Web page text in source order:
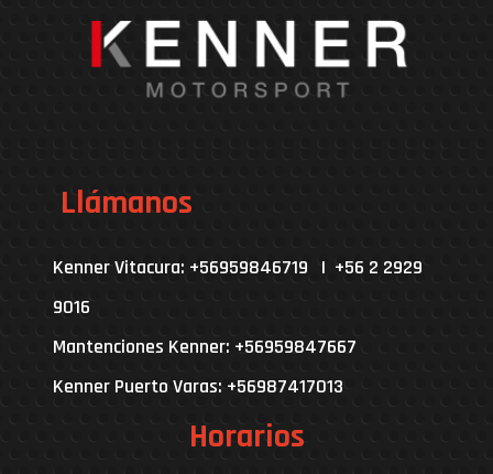
Llámanos
Kenner Vitacura: +56959846719 | +56 2 2929
9016
Mantenciones Kenner: +56959847667
Kenner Puerto Varas: +56987417013
Horarios